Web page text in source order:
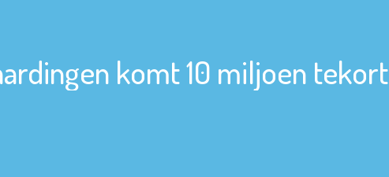
komt 10 miljoen tekort